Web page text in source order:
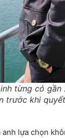
từng có gần
trước khi
lựa chọn